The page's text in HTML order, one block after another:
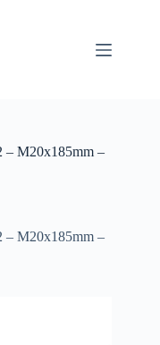
– M20x185mm –
– M20x185mm –